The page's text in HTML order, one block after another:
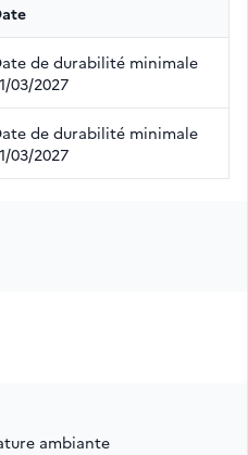
de durabilité minimale
03/2027
de durabilité minimale
03/2027
ambiante